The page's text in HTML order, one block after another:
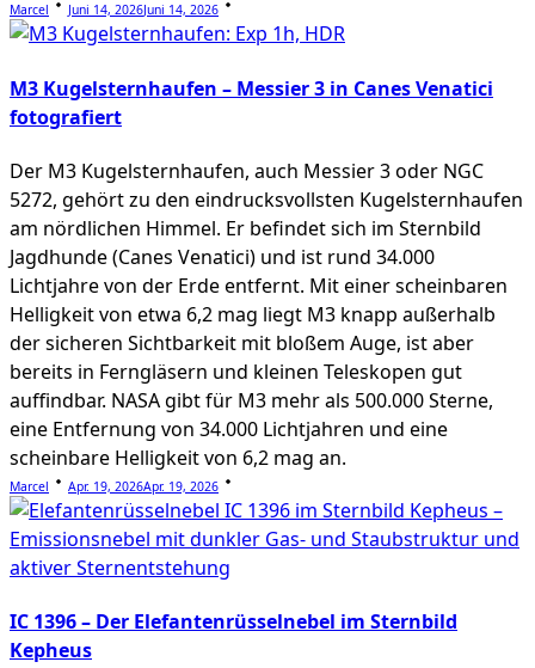
Marcel Juni 14, 2026Juni 14, 2026
M3 Kugelsternhaufen – Messier 3 in Canes Venatici
fotografiert
Der M3 Kugelsternhaufen, auch Messier 3 oder NGC
5272, gehört zu den eindrucksvollsten Kugelsternhaufen
am nördlichen Himmel. Er befindet sich im Sternbild
Jagdhunde (Canes Venatici) und ist rund 34.000
Lichtjahre von der Erde entfernt. Mit einer scheinbaren
Helligkeit von etwa 6,2 mag liegt M3 knapp außerhalb
der sicheren Sichtbarkeit mit bloßem Auge, ist aber
bereits in Ferngläsern und kleinen Teleskopen gut
auffindbar. NASA gibt für M3 mehr als 500.000 Sterne,
eine Entfernung von 34.000 Lichtjahren und eine
scheinbare Helligkeit von 6,2 mag an.
Marcel Apr. 19, 2026Apr. 19, 2026
IC 1396 – Der Elefantenrüsselnebel im Sternbild
Kepheus